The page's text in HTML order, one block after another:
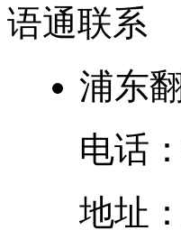
语通联系
浦东
电话：
地址：